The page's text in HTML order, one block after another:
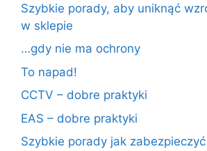
Szybkie porady, aby uniknąć
w sklepie
…gdy nie ma ochrony
To napad!
CCTV – dobre praktyki
EAS – dobre praktyki
Szybkie porady jak zabezpieczyć